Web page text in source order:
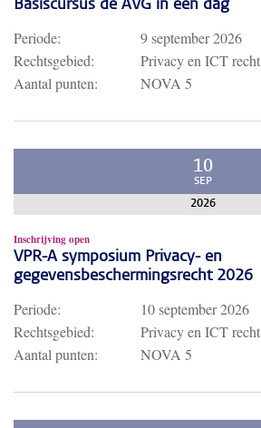
Basiscursus de AVG in een dag
Periode:
9 september 2026
Rechtsgebied:
Privacy en ICT recht
Aantal punten:
NOVA 5
10
SEP
2026
Inschrijving open
VPR-A symposium Privacy- en
gegevensbeschermingsrecht 2026
Periode:
10 september 2026
Rechtsgebied:
Privacy en ICT recht
Aantal punten:
NOVA 5